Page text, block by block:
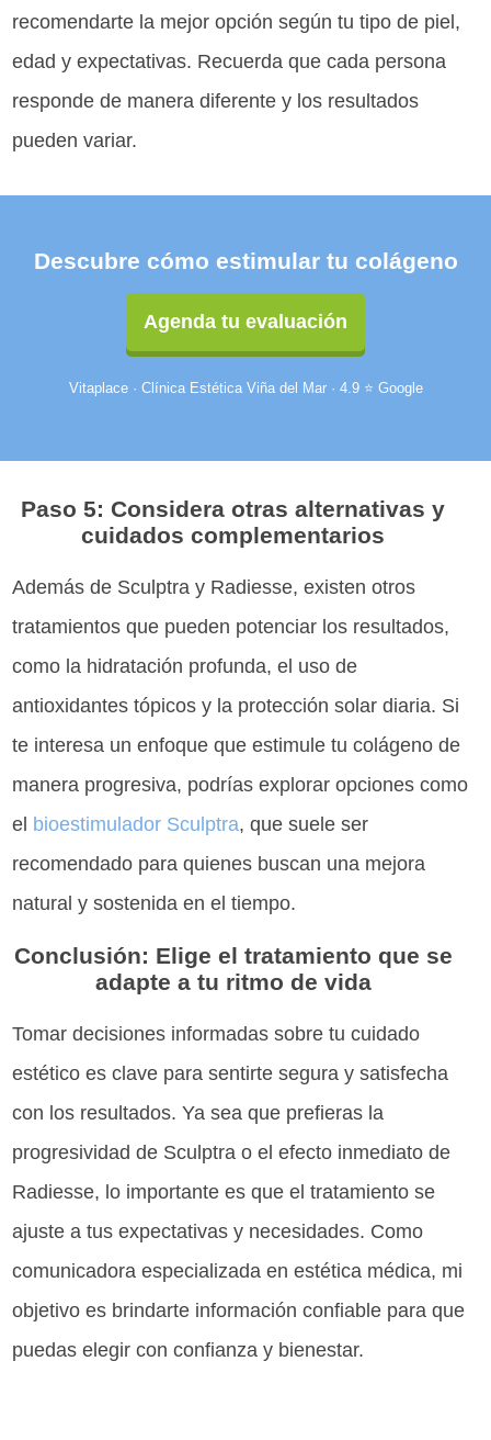
recomendarte la mejor opción según tu tipo de piel,
edad y expectativas. Recuerda que cada persona
responde de manera diferente y los resultados
pueden variar.
Descubre cómo estimular tu colágeno
Agenda tu evaluación
Vitaplace · Clínica Estética Viña del Mar · 4.9 ⭐ Google
Paso 5: Considera otras alternativas y
cuidados complementarios
Además de Sculptra y Radiesse, existen otros
tratamientos que pueden potenciar los resultados,
como la hidratación profunda, el uso de
antioxidantes tópicos y la protección solar diaria. Si
te interesa un enfoque que estimule tu colágeno de
manera progresiva, podrías explorar opciones como
el bioestimulador Sculptra, que suele ser
recomendado para quienes buscan una mejora
natural y sostenida en el tiempo.
Conclusión: Elige el tratamiento que se
adapte a tu ritmo de vida
Tomar decisiones informadas sobre tu cuidado
estético es clave para sentirte segura y satisfecha
con los resultados. Ya sea que prefieras la
progresividad de Sculptra o el efecto inmediato de
Radiesse, lo importante es que el tratamiento se
ajuste a tus expectativas y necesidades. Como
comunicadora especializada en estética médica, mi
objetivo es brindarte información confiable para que
puedas elegir con confianza y bienestar.